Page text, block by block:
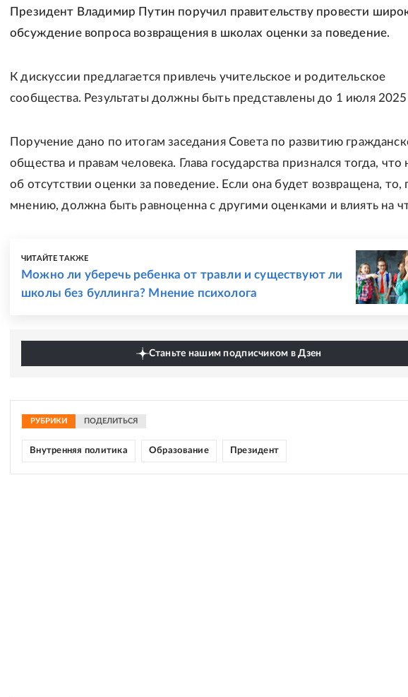
Президент Владимир Путин поручил правительству провести
обсуждение вопроса возвращения в школах оценки за поведение.
К дискуссии предлагается привлечь учительское и родительское
сообщества. Результаты должны быть представлены до 1 июля 2025
Поручение дано по итогам заседания Совета по развитию
общества и правам человека. Глава государства признался тогда, что
об отсутствии оценки за поведение. Если она будет возвращена, то,
мнению, должна быть равноценна с другими оценками и влиять на
ЧИТАЙТЕ ТАКЖЕ
Можно ли уберечь ребенка от травли и существуют ли
школы без буллинга? Мнение психолога
Станьте нашим подписчиком в Дзен
РУБРИКИ ПОДЕЛИТЬСЯ
Внутренняя политика Образование Президент